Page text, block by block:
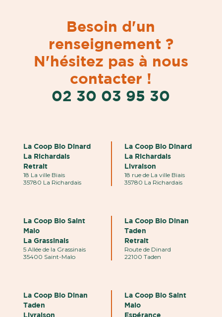
Besoin d'un
renseignement ?
N'hésitez pas à nous
contacter !
02 30 03 95 30
La Coop Bio Dinard
La Richardais
Retrait
18 La ville Biais
35780 La Richardais
La Coop Bio Dinard
La Richardais
Livraison
18 rue de La ville Biais
35780 La Richardais
La Coop Bio Saint
Malo
La Grassinais
5 Allée de la Grassinais
35400 Saint-Malo
La Coop Bio Dinan
Taden
Retrait
Route de Dinard
22100 Taden
La Coop Bio Dinan
Taden
Livraison
La Coop Bio Saint
Malo
Espérance